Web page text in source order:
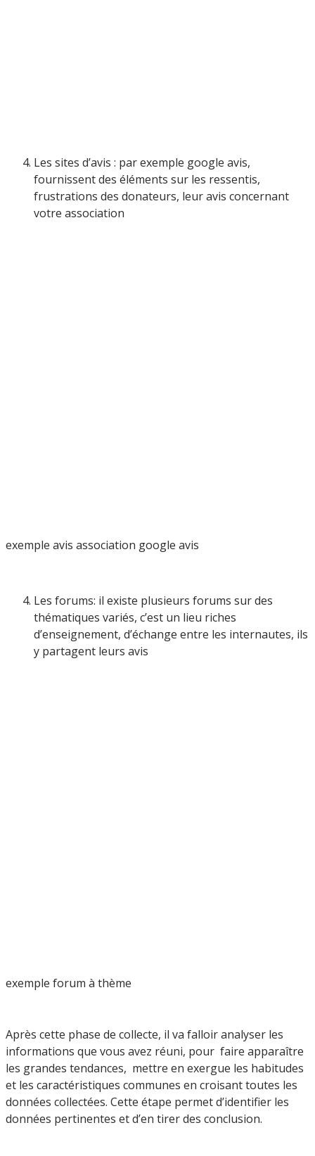
Les sites d’avis : par exemple google avis,
fournissent des éléments sur les ressentis,
frustrations des donateurs, leur avis concernant
votre association
exemple avis association google avis
Les forums: il existe plusieurs forums sur des
thématiques variés, c’est un lieu riches
d’enseignement, d’échange entre les internautes, ils
y partagent leurs avis
exemple forum à thème
Après cette phase de collecte, il va falloir analyser les
informations que vous avez réuni, pour faire apparaître
les grandes tendances, mettre en exergue les habitudes
et les caractéristiques communes en croisant toutes les
données collectées. Cette étape permet d’identifier les
données pertinentes et d’en tirer des conclusion.